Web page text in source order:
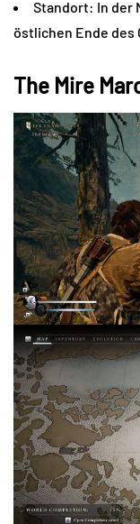
Standort: In der
östlichen Ende des
The Mire